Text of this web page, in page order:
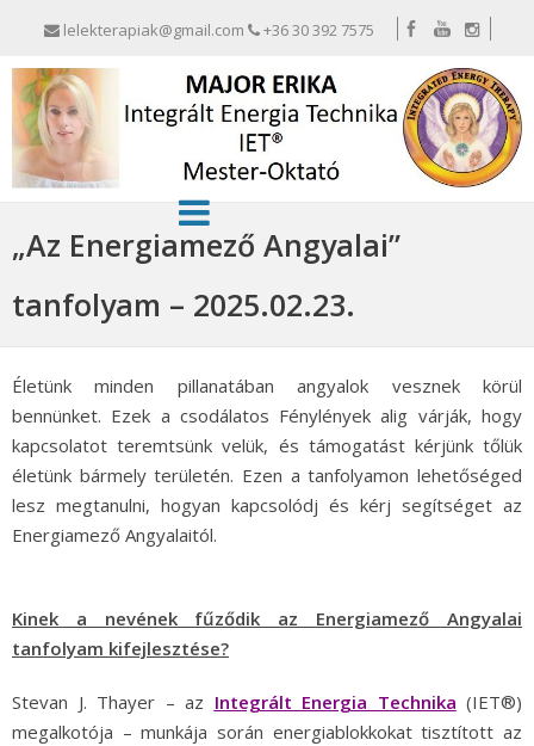
lelekterapiak@gmail.com +36 30 392 7575
„Az Energiamező Angyalai”
tanfolyam – 2025.02.23.
Életünk minden pillanatában angyalok vesznek körül
bennünket. Ezek a csodálatos Fénylények alig várják, hogy
kapcsolatot teremtsünk velük, és támogatást kérjünk tőlük
életünk bármely területén. Ezen a tanfolyamon lehetőséged
lesz megtanulni, hogyan kapcsolódj és kérj segítséget az
Energiamező Angyalaitól.
Kinek a nevének fűződik az Energiamező Angyalai
tanfolyam kifejlesztése?
Stevan J. Thayer – az Integrált Energia Technika (IET®)
megalkotója – munkája során energiablokkokat tisztított az